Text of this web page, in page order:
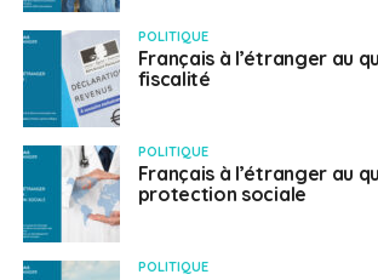
POLITIQUE
Français à l’étranger au
fiscalité
POLITIQUE
Français à l’étranger au
protection sociale
POLITIQUE